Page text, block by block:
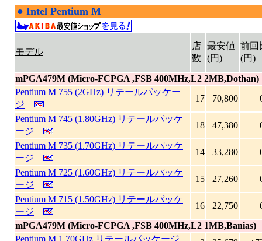
● Intel Pentium M
モデル
店
数
最安値
(円)
前回
(円)
mPGA479M (Micro-FCPGA ,FSB 400MHz,L2 2MB,Dothan)
Pentium M 755 (2GHz) リテールパッケー
ジ
17 70,800
Pentium M 745 (1.80GHz) リテールパッケ
ージ
18 47,380
Pentium M 735 (1.70GHz) リテールパッケ
ージ
14 33,280
Pentium M 725 (1.60GHz) リテールパッケ
ージ
15 27,260
Pentium M 715 (1.50GHz) リテールパッケ
ージ
16 22,750
mPGA479M (Micro-FCPGA ,FSB 400MHz,L2 1MB,Banias)
Pentium M 1.70GHz リテールパッケージ